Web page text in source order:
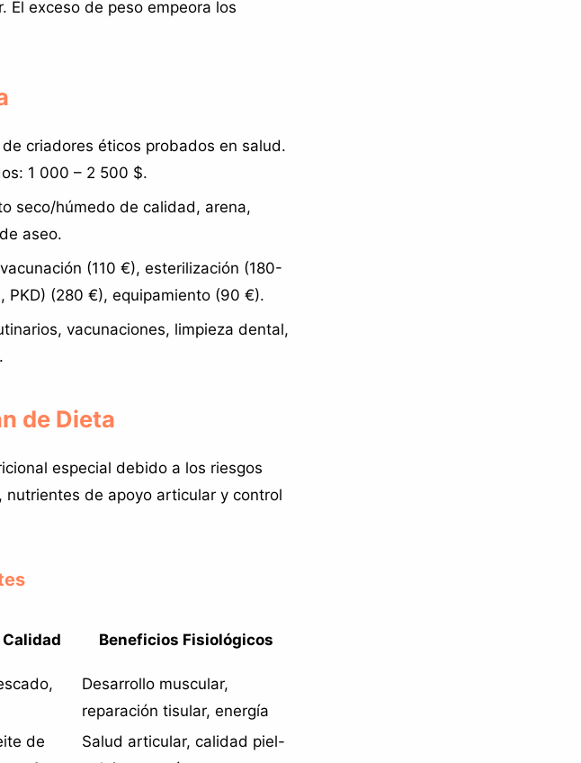
El exceso de peso empeora los
criadores éticos probados en salud.
1 000 – 2 500 $.
seco/húmedo de calidad, arena,
aseo.
(110 €), esterilización (180-
PKD) (280 €), equipamiento (90 €).
vacunaciones, limpieza dental,
de Dieta
especial debido a los riesgos
de apoyo articular y control
Beneficios Fisiológicos
Desarrollo muscular,
reparación tisular, energía
de
Salud articular, calidad piel-